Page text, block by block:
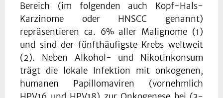
Bereich (im folgenden auch Kopf-Hals-
Karzinome oder HNSCC genannt)
repräsentieren ca. 6% aller Malignome (1)
und sind der fünfthäufigste Krebs weltweit
(2). Neben Alkohol- und Nikotinkonsum
trägt die lokale Infektion mit onkogenen,
humanen Papillomaviren (vornehmlich